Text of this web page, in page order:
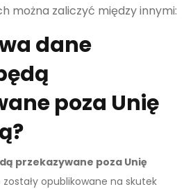
można zaliczyć między innymi:
dane
poza Unię
przekazywane poza Unię
zostały opublikowane na skutek